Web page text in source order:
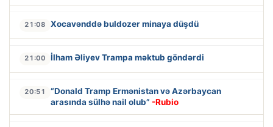
21:08 Xocavənddə buldozer minaya düşdü
21:00 İlham Əliyev Trampa məktub göndərdi
20:51
“Donald Tramp Ermənistan və Azərbaycan
arasında sülhə nail olub” -Rubio